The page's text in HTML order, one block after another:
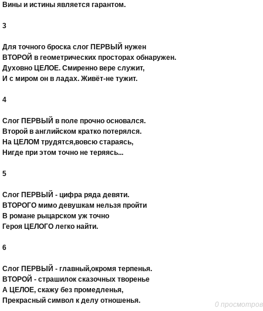
Вины и истины является гарантом.
3
Для точного броска слог ПЕРВЫЙ нужен
ВТОРОЙ в геометрических просторах обнаружен.
Духовно ЦЕЛОЕ. Смиренно вере служит,
И с миром он в ладах. Живёт-не тужит.
4
Слог ПЕРВЫЙ в поле прочно основался.
Второй в английском кратко потерялся.
На ЦЕЛОМ трудятся,вовсю стараясь,
Нигде при этом точно не теряясь...
5
Слог ПЕРВЫЙ - цифра ряда девяти.
ВТОРОГО мимо девушкам нельзя пройти
В романе рыцарском уж точно
Героя ЦЕЛОГО легко найти.
6
Слог ПЕРВЫЙ - главный,окромя терпенья.
ВТОРОЙ - страшилок сказочных творенье
А ЦЕЛОЕ, скажу без промедленья,
Прекрасный символ к делу отношенья.
0 просмотров